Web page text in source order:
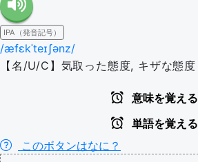
IPA（発音記号）
/æfɛkˈteɪʃənz/
【名/U/C】気取った態度, キザな態度
意味を覚える
単語を覚える
このボタンはなに？